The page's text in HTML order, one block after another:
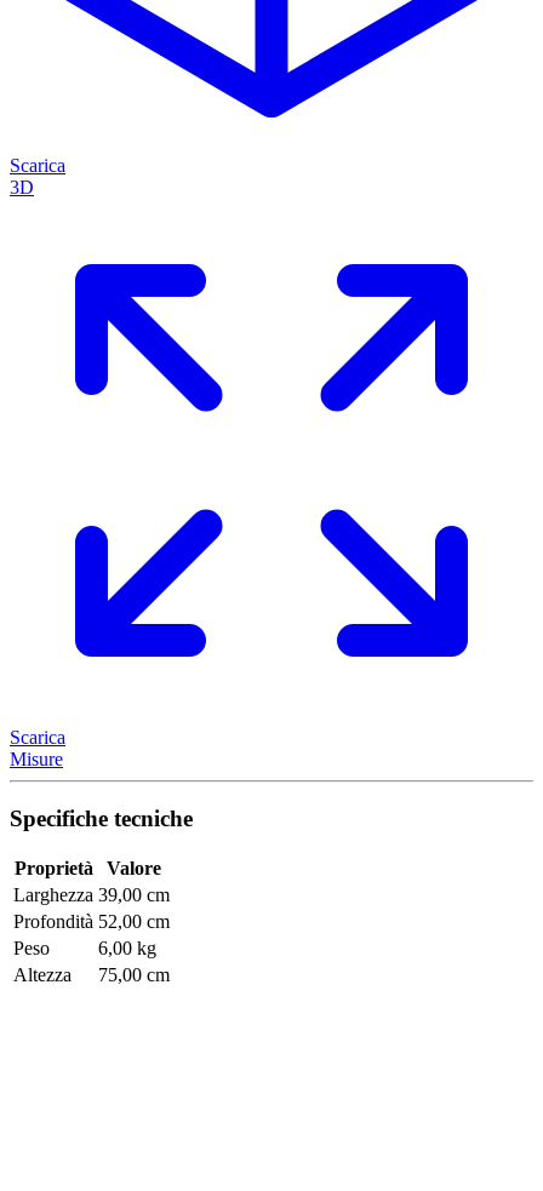
Scarica
3D
Scarica
Misure
Specifiche tecniche
Proprietà
Valore
Larghezza 39,00 cm
Profondità 52,00 cm
Peso
6,00 kg
Altezza
75,00 cm